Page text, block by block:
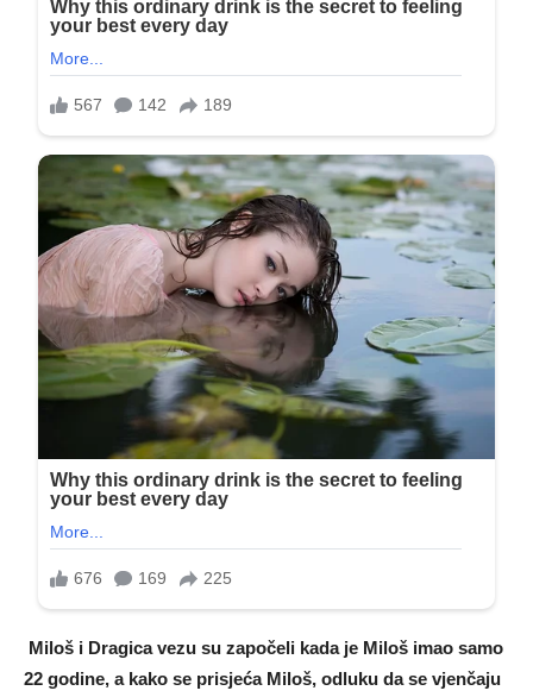
Miloš i Dragica vezu su započeli kada je Miloš imao samo
22 godine, a kako se prisjeća Miloš, odluku da se vjenčaju